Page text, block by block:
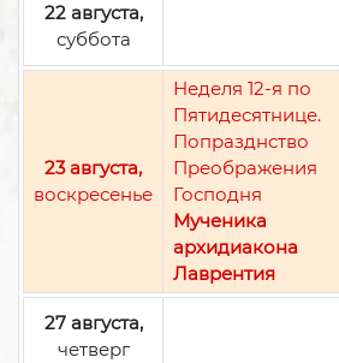
22 августа,
суббота
23 августа,
воскресенье
Неделя 12-я по
Пятидесятнице.
Попразднство
Преображения
Господня
Мученика
архидиакона
Лаврентия
27 августа,
четверг